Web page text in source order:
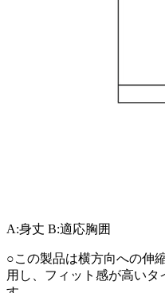
A:身丈 B:適応胸囲
○この製品は横方向への伸
用し、フィット感が高いタ